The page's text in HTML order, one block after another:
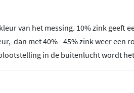
van het messing. 10% zink geeft
dan met 40% - 45% zink weer een
in de buitenlucht wordt